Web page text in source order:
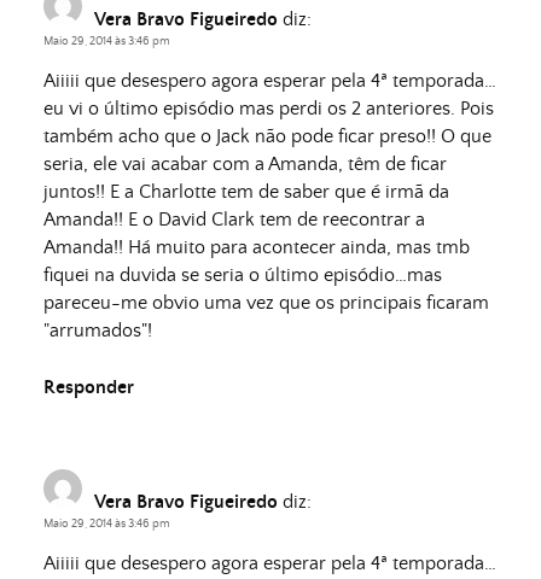
Vera Bravo Figueiredo diz:
Maio 29, 2014 às 3:46 pm
Aiiiii que desespero agora esperar pela 4ª temporada…
eu vi o último episódio mas perdi os 2 anteriores. Pois
também acho que o Jack não pode ficar preso!! O que
seria, ele vai acabar com a Amanda, têm de ficar
juntos!! E a Charlotte tem de saber que é irmã da
Amanda!! E o David Clark tem de reecontrar a
Amanda!! Há muito para acontecer ainda, mas tmb
fiquei na duvida se seria o último episódio…mas
pareceu-me obvio uma vez que os principais ficaram
"arrumados"!
Responder
Vera Bravo Figueiredo diz:
Maio 29, 2014 às 3:46 pm
Aiiiii que desespero agora esperar pela 4ª temporada…